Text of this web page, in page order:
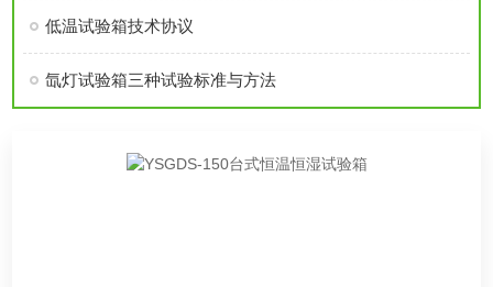
低温试验箱技术协议
氙灯试验箱三种试验标准与方法